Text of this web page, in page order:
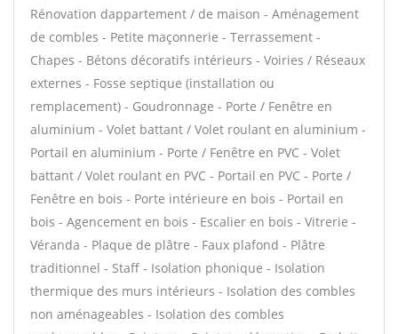
Rénovation dappartement / de maison - Aménagement
de combles - Petite maçonnerie - Terrassement -
Chapes - Bétons décoratifs intérieurs - Voiries / Réseaux
externes - Fosse septique (installation ou
remplacement) - Goudronnage - Porte / Fenêtre en
aluminium - Volet battant / Volet roulant en aluminium -
Portail en aluminium - Porte / Fenêtre en PVC - Volet
battant / Volet roulant en PVC - Portail en PVC - Porte /
Fenêtre en bois - Porte intérieure en bois - Portail en
bois - Agencement en bois - Escalier en bois - Vitrerie -
Véranda - Plaque de plâtre - Faux plafond - Plâtre
traditionnel - Staff - Isolation phonique - Isolation
thermique des murs intérieurs - Isolation des combles
non aménageables - Isolation des combles